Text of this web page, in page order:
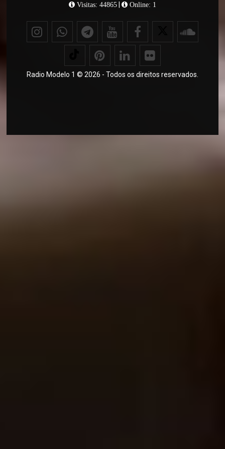
Visitas: 44865| Online: 1
Radio Modelo 1 © 2026 - Todos os direitos reservados.